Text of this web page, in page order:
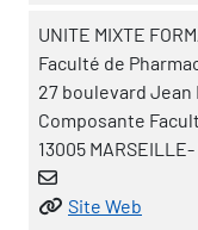
UNITE MIXTE
Faculté de
27 boulevard Jean
Composante
13005
Site Web